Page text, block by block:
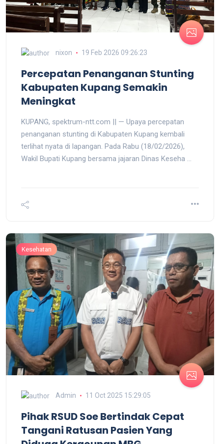
nixon 19 Feb 2026 09:26:23
Percepatan Penanganan Stunting
Kabupaten Kupang Semakin
Meningkat
KUPANG, spektrum-ntt.com || — Upaya percepatan
penanganan stunting di Kabupaten Kupang kembali
terlihat nyata di lapangan. Pada Rabu (18/02/2026),
Wakil Bupati Kupang bersama jajaran Dinas Keseha ...
Kesehatan
Admin 11 Oct 2025 15:29:05
Pihak RSUD Soe Bertindak Cepat
Tangani Ratusan Pasien Yang